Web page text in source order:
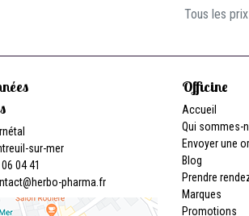
Tous les
sur-mer
04 41
@herbo-pharma.fr
Officine
Accueil
Qui sommes-
Envoyer une
Blog
Prendre
Marques
Promotions